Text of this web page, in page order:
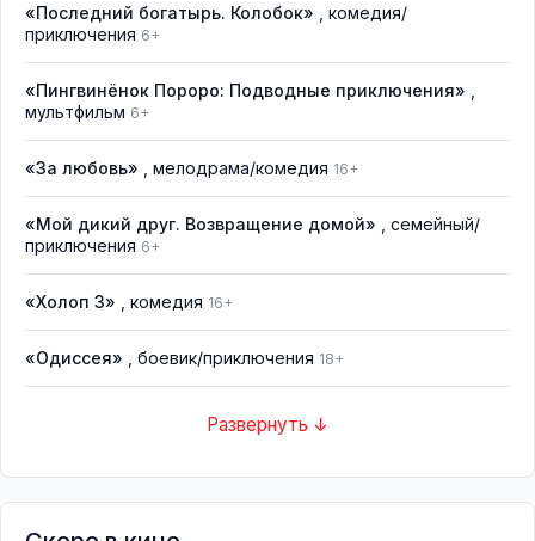
«Последний богатырь. Колобок»
, комедия/
приключения 6+
«Пингвинёнок Пороро: Подводные приключения»
мультфильм 6+
«За любовь» , мелодрама/комедия 16+
«Мой дикий друг. Возвращение домой»
, семейный/
приключения 6+
«Холоп 3» , комедия 16+
«Одиссея» , боевик/приключения 18+
Развернуть ↓